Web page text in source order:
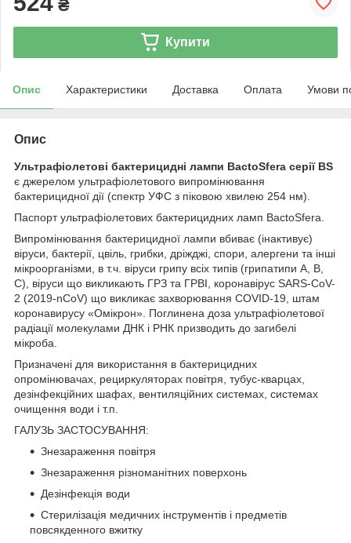
₴
Купити
Опис Характеристики Доставка Оплата Умови
Опис
Ультрафіолетові бактерицидні лампи BactoSfera серії BS
є джерелом ультрафіолетового випромінювання
бактерицидної дії (спектр УФС з піковою хвилею 254 нм).
Паспорт ультрафіолетових бактерицидних ламп BactoSfera.
Випромінювання бактерицидної лампи вбиває (інактивує)
віруси, бактерії, цвіль, грибки, дріжджі, спори, алергени та інші
мікроорганізми, в т.ч. віруси грипу всіх типів (грипатипи A, B,
C), віруси що викликають ГРЗ та ГРВІ, коронавірус SARS-CoV-
2 (2019-nCoV) що викликає захворювання COVID-19, штам
коронавирусу «Омікрон». Поглинена доза ультрафіолетової
радіації молекулами ДНК і РНК призводить до загибелі
мікроба.
Призначені для використання в бактерицидних
опромінювачах, рециркуляторах повітря, тубус-кварцах,
дезінфекційних шафах, вентиляційних системах, системах
очищення води і т.п.
ГАЛУЗЬ ЗАСТОСУВАННЯ:
Знезараження повітря
Знезараження різноманітних поверхонь
Дезінфекція води
Стерилізація медичних інструментів і предметів
повсякденного вжитку